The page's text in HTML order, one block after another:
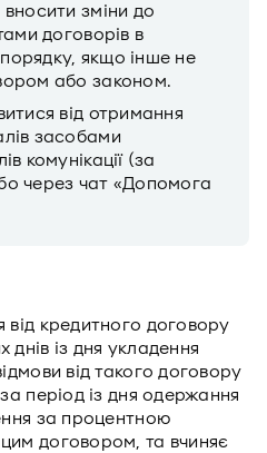
зміни до
договорів в
якщо інше не
або законом.
від отримання
засобами
комунікації (за
через чат «Допомога
від кредитного договору
із дня укладення
від такого договору
період із дня одержання
за процентною
договором, та вчиняє